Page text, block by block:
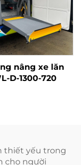
nâng xe lăn
D-1300-720
thiết yếu trong
cho người